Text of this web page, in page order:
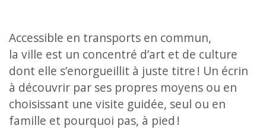
Accessible en transports en commun,
la ville est un concentré d’art et de culture
dont elle s’enorgueillit à juste titre ! Un écrin
à découvrir par ses propres moyens ou en
choisissant une visite guidée, seul ou en
famille et pourquoi pas, à pied !